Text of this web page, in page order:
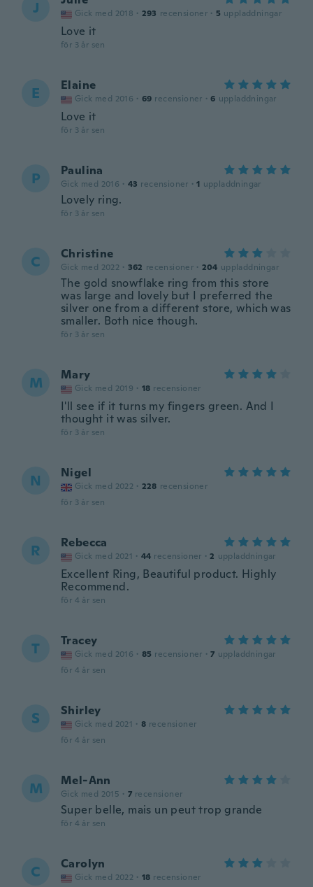
J Gick med 2018 · 293 recensioner · 5 uppladdningar
Love it
för 3 år sen
E Elaine
Gick med 2016 · 69 recensioner · 6 uppladdningar
Love it
för 3 år sen
P Paulina
Gick med 2016 · 43 recensioner · 1 uppladdningar
Lovely ring.
för 3 år sen
C Christine
Gick med 2022 · 362 recensioner · 204 uppladdningar
The gold snowflake ring from this store
was large and lovely but I preferred the
silver one from a different store, which was
smaller. Both nice though.
för 3 år sen
M Mary
Gick med 2019 · 18 recensioner
I'll see if it turns my fingers green. And I
thought it was silver.
för 3 år sen
N Nigel
Gick med 2022 · 228 recensioner
för 3 år sen
R Rebecca
Gick med 2021 · 44 recensioner · 2 uppladdningar
Excellent Ring, Beautiful product. Highly
Recommend.
för 4 år sen
T Tracey
Gick med 2016 · 85 recensioner · 7 uppladdningar
för 4 år sen
S Shirley
Gick med 2021 · 8 recensioner
för 4 år sen
M Mel-Ann
Gick med 2015 · 7 recensioner
Super belle, mais un peut trop grande
för 4 år sen
C Carolyn
Gick med 2022 · 18 recensioner